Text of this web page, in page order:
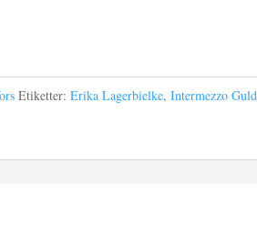
Etiketter:Erika Lagerbielke,Intermezzo Guld